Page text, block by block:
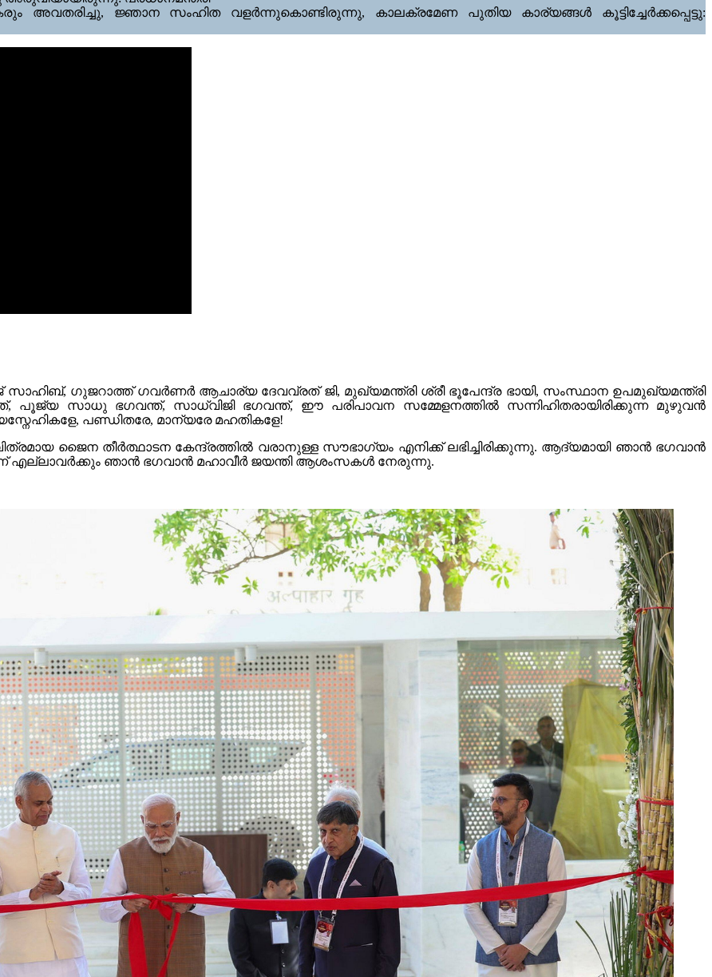
അവതരിച്ചു, ജ്ഞാന സംഹിത വളർന്നുകൊണ്ടിരുന്നു, കാലക്രമേണ പുതിയ കാര്യങ്ങൾ കൂട്ടിച്ചേർക്കപ്പെട്ടു:
ഗുജറാത്ത് ഗവർണർ ആചാര്യ ദേവവ്രത് ജി, മുഖ്യമന്ത്രി ശ്രീ ഭൂപേന്ദ്ര ഭായി, സംസ്ഥാന ഉപമുഖ്യമന്ത്രി
സാധു ഭഗവന്ത്, സാധ്വിജി ഭഗവന്ത്, ഈ പരിപാവന സമ്മേളനത്തിൽ സന്നിഹിതരായിരിക്കുന്ന മുഴുവൻ
പണ്ഡിതരേ, മാന്യരേ മഹതികളേ!
ജൈന തീർത്ഥാടന കേന്ദ്രത്തിൽ വരാനുള്ള സൗഭാഗ്യം എനിക്ക് ലഭിച്ചിരിക്കുന്നു. ആദ്യമായി ഞാൻ ഭഗവാൻ
എല്ലാവർക്കും ഞാൻ ഭഗവാൻ മഹാവീർ ജയന്തി ആശംസകൾ നേരുന്നു.